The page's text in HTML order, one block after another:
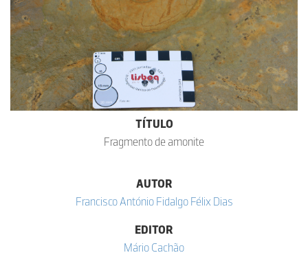
TÍTULO
Fragmento de amonite
AUTOR
Francisco António Fidalgo Félix Dias
EDITOR
Mário Cachão